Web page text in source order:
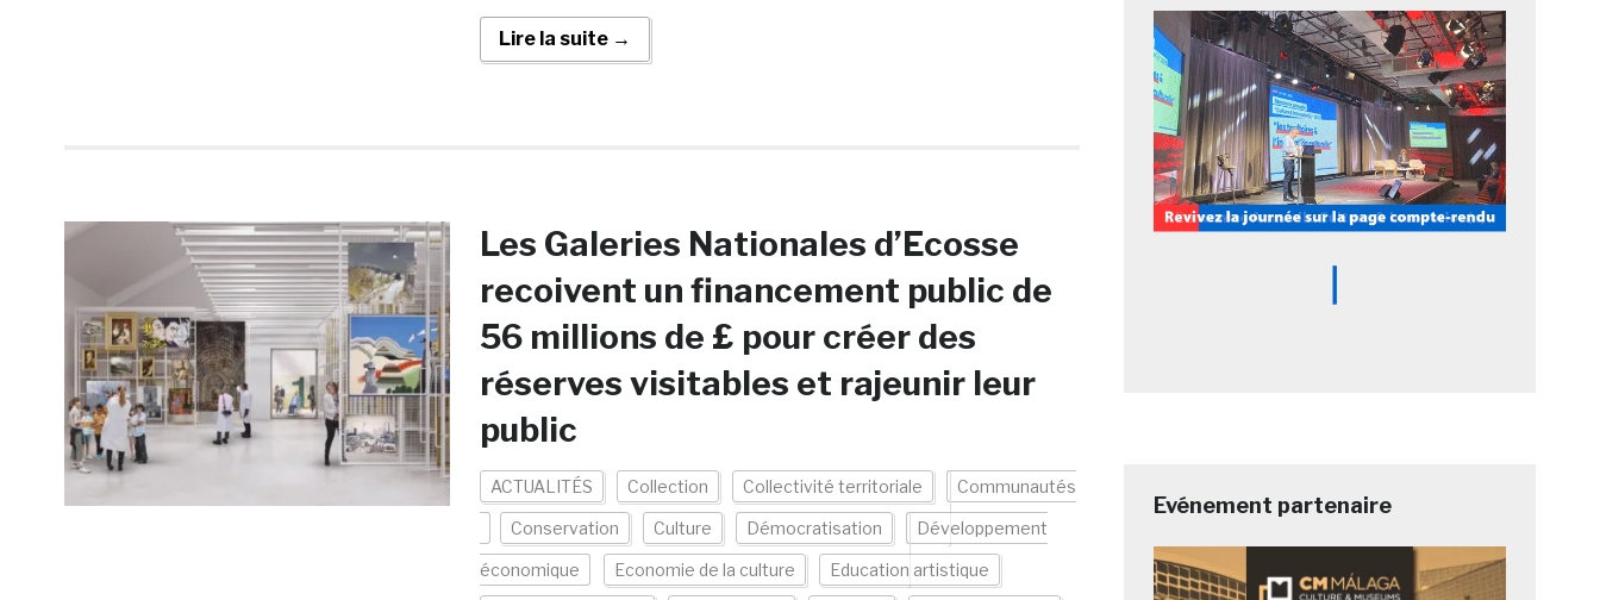
Lire la suite →
Les Galeries Nationales d’Ecosse
recoivent un financement public de
56 millions de £ pour créer des
réserves visitables et rajeunir leur
public
ACTUALITÉS Collection Collectivité territoriale Communautés
Conservation Culture Démocratisation Développement
économique Economie de la culture Education artistique
Evénement partenaire